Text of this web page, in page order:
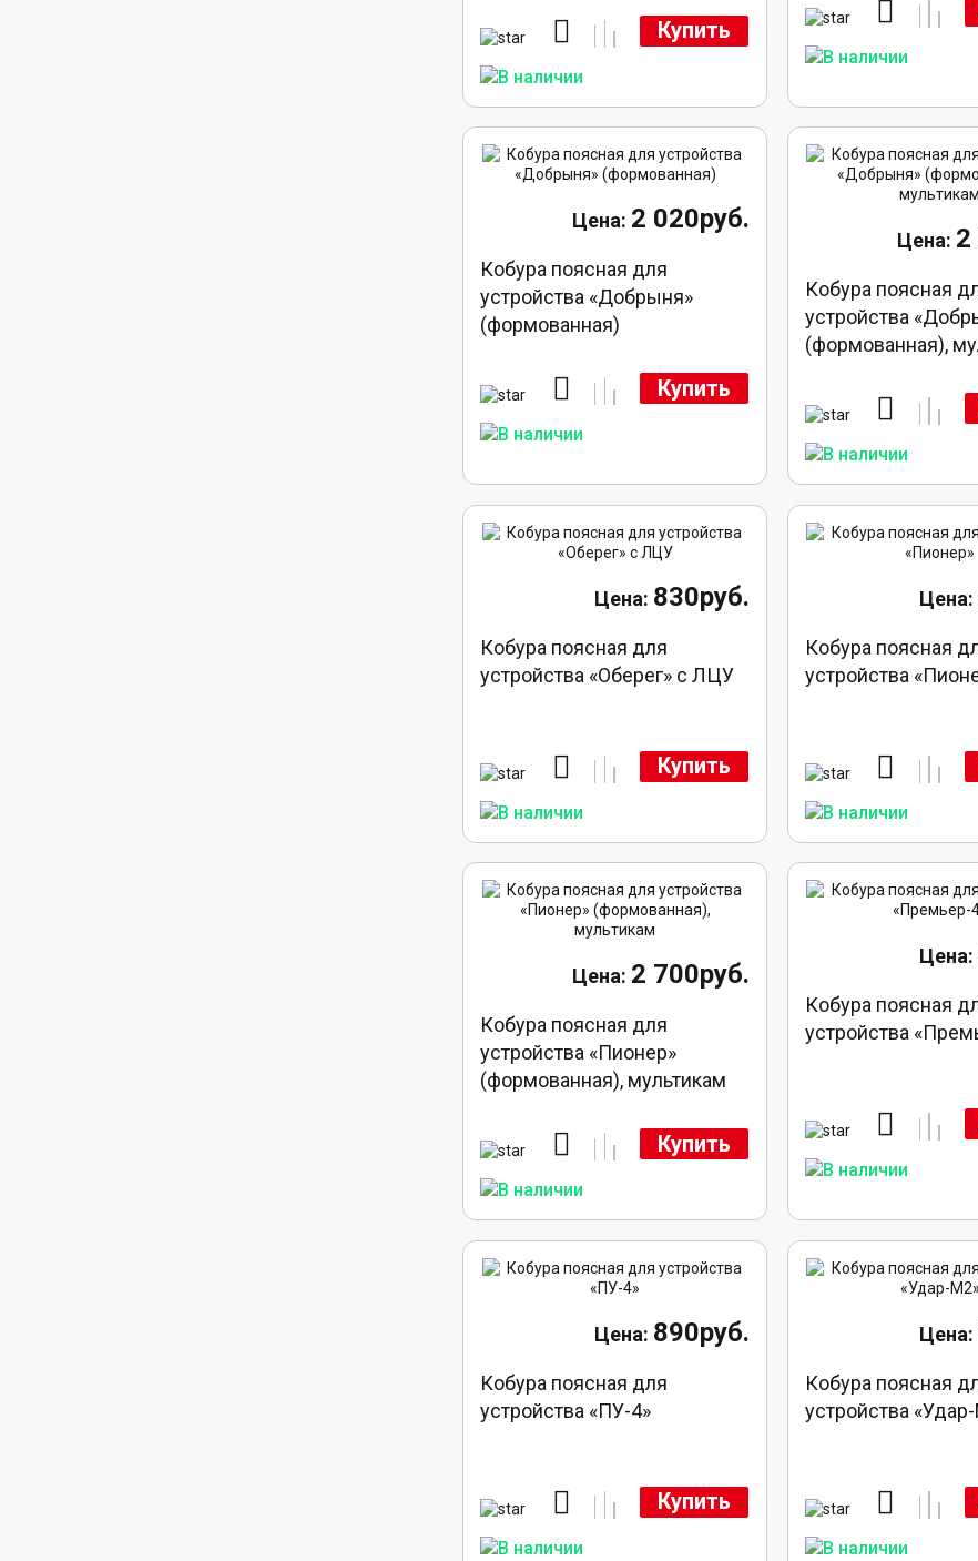
Купить
2 020руб.
Кобура поясная для
устройства «Добрыня»
(формованная)
Купить
2
Кобура поясная
устройства
(формованная),
830руб.
Кобура поясная для
устройства «Оберег» с ЛЦУ
Купить
Кобура поясная
устройства
2 700руб.
Кобура поясная для
устройства «Пионер»
(формованная), мультикам
Купить
Кобура поясная
устройства
890руб.
Кобура поясная для
устройства «ПУ-4»
Купить
Кобура поясная
устройства